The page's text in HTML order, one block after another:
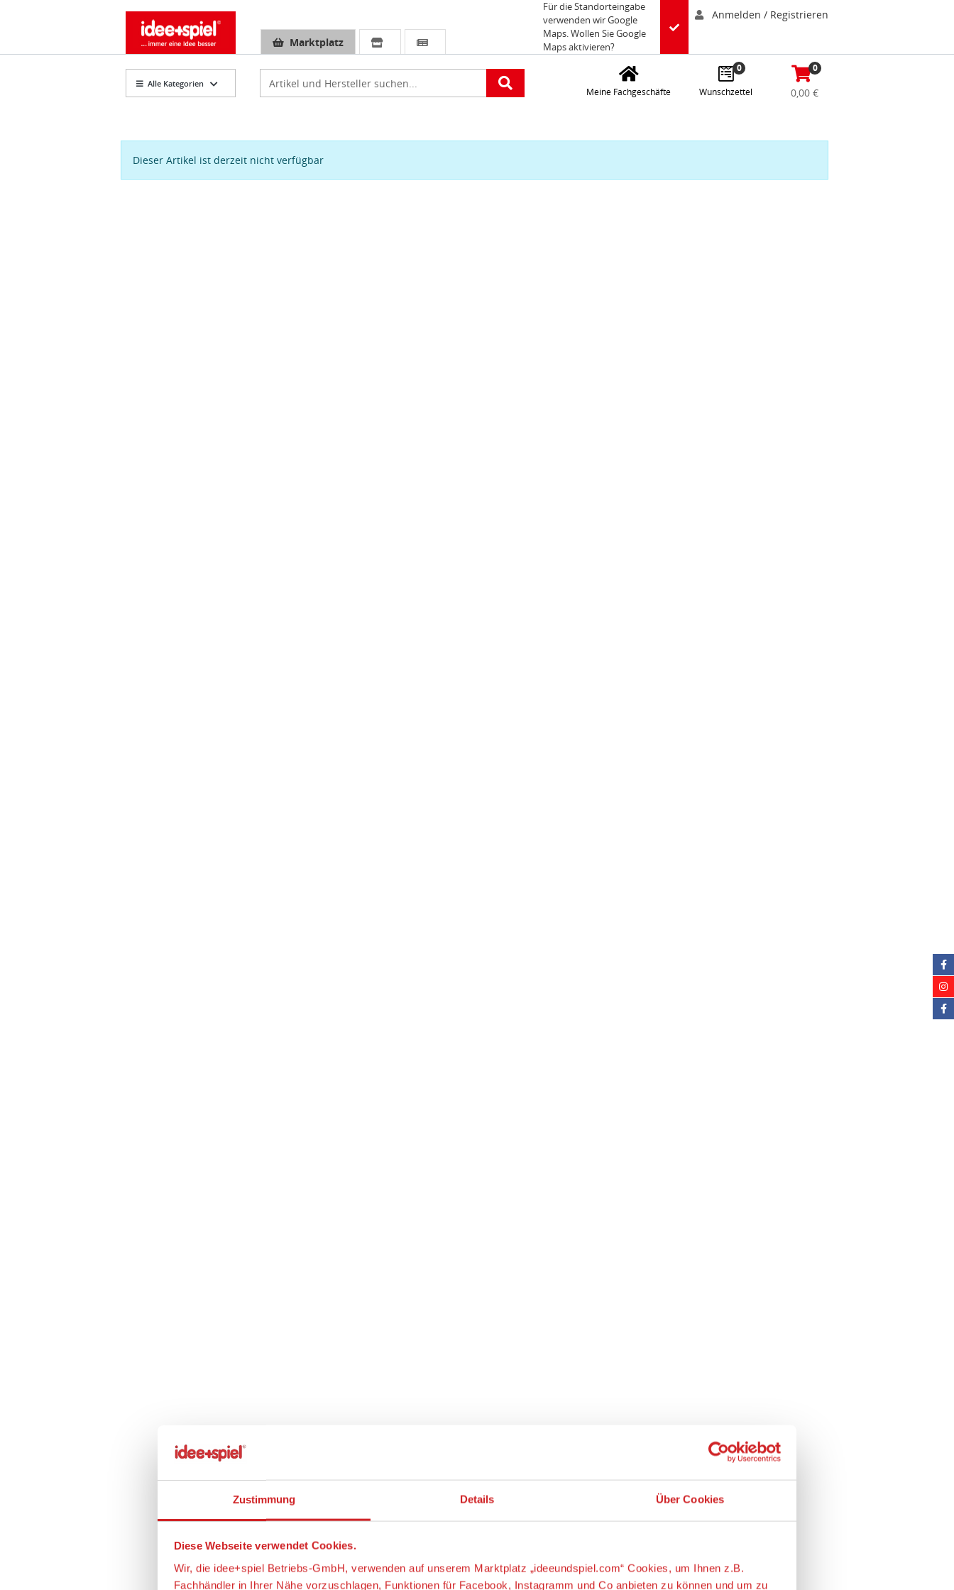
Zustimmung Details Über Cookies
Diese Webseite verwendet Cookies.
Wir, die idee+spiel Betriebs-GmbH, verwenden auf unserem Marktplatz „ideeundspiel.com“ Cookies, um Ihnen z.B.
Fachhändler in Ihrer Nähe vorzuschlagen, Funktionen für Facebook, Instagramm und Co anbieten zu können und um zu
Marktplatz
Für die Standorteingabe
verwenden wir Google
Maps. Wollen Sie Google
Maps aktivieren?
Anmelden / Registrieren
Alle Kategorien
Meine Fachgeschäfte
0
Wunschzettel
0
0,00 €
Dieser Artikel ist derzeit nicht verfügbar